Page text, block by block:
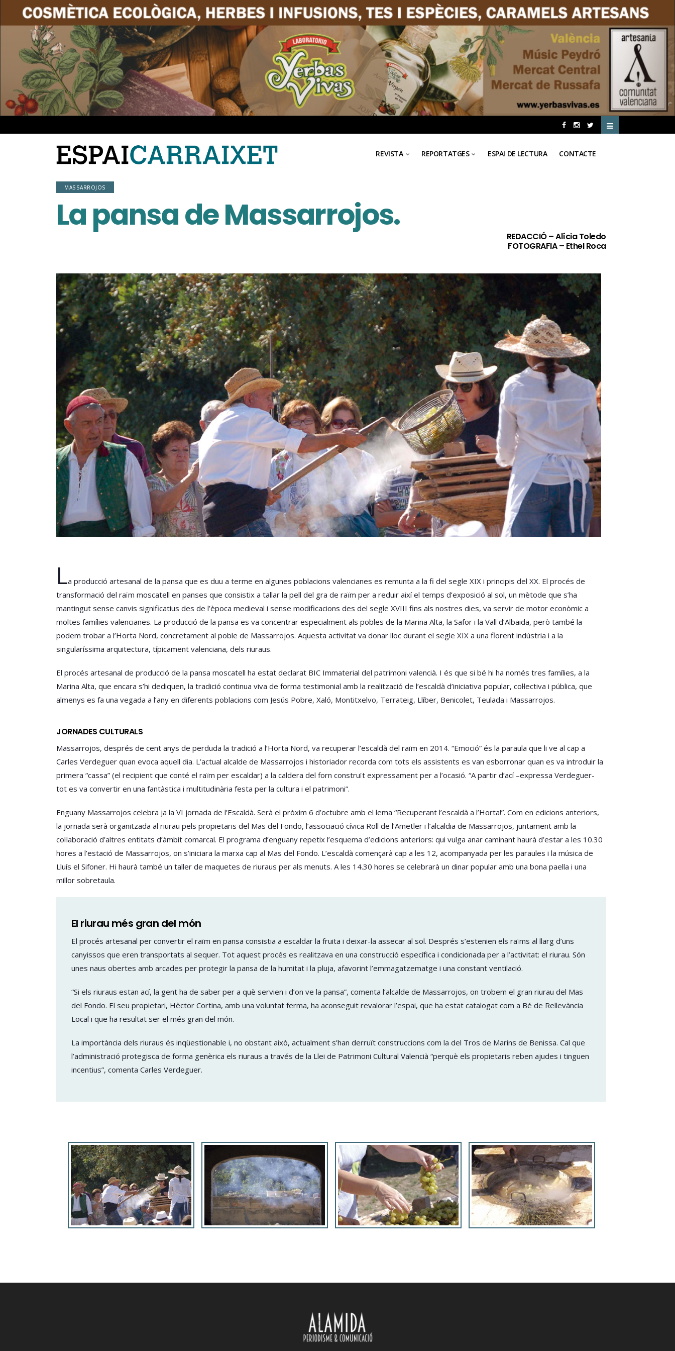
REVISTA REPORTATGES ESPAI DE LECTURA CONTACTE
MASSARROJOS
La pansa de Massarrojos.
REDACCIÓ – Alícia Toledo
FOTOGRAFIA – Ethel Roca
La producció artesanal de la pansa que es duu a terme en algunes poblacions valencianes es remunta a la fi del segle XIX i principis del XX. El procés de
transformació del raïm moscatell en panses que consistix a tallar la pell del gra de raïm per a reduir així el temps d’exposició al sol, un mètode que s’ha
mantingut sense canvis significatius des de l’època medieval i sense modificacions des del segle XVIII fins als nostres dies, va servir de motor econòmic a
moltes famílies valencianes. La producció de la pansa es va concentrar especialment als pobles de la Marina Alta, la Safor i la Vall d’Albaida, però també la
podem trobar a l’Horta Nord, concretament al poble de Massarrojos. Aquesta activitat va donar lloc durant el segle XIX a una florent indústria i a la
singularíssima arquitectura, típicament valenciana, dels riuraus.
El procés artesanal de producció de la pansa moscatell ha estat declarat BIC Immaterial del patrimoni valencià. I és que si bé hi ha només tres famílies, a la
Marina Alta, que encara s’hi dediquen, la tradició continua viva de forma testimonial amb la realització de l’escaldà d’iniciativa popular, col·lectiva i pública, que
almenys es fa una vegada a l’any en diferents poblacions com Jesús Pobre, Xaló, Montitxelvo, Terrateig, Llíber, Benicolet, Teulada i Massarrojos.
JORNADES CULTURALS
Massarrojos, després de cent anys de perduda la tradició a l’Horta Nord, va recuperar l’escaldà del raïm en 2014. “Emoció” és la paraula que li ve al cap a
Carles Verdeguer quan evoca aquell dia. L’actual alcalde de Massarrojos i historiador recorda com tots els assistents es van esborronar quan es va introduir la
primera “cassa” (el recipient que conté el raïm per escaldar) a la caldera del forn construït expressament per a l’ocasió. “A partir d’ací –expressa Verdeguer-
tot es va convertir en una fantàstica i multitudinària festa per la cultura i el patrimoni”.
Enguany Massarrojos celebra ja la VI jornada de l’Escaldà. Serà el pròxim 6 d’octubre amb el lema “Recuperant l’escaldà a l’Horta!”. Com en edicions anteriors,
la jornada serà organitzada al riurau pels propietaris del Mas del Fondo, l’associació cívica Roll de l’Ametler i l’alcaldia de Massarrojos, juntament amb la
col·laboració d’altres entitats d’àmbit comarcal. El programa d’enguany repetix l’esquema d’edicions anteriors: qui vulga anar caminant haurà d’estar a les 10.30
hores a l’estació de Massarrojos, on s’iniciara la marxa cap al Mas del Fondo. L’escaldà començarà cap a les 12, acompanyada per les paraules i la música de
Lluís el Sifoner. Hi haurà també un taller de maquetes de riuraus per als menuts. A les 14.30 hores se celebrarà un dinar popular amb una bona paella i una
millor sobretaula.
El riurau més gran del món
El procés artesanal per convertir el raïm en pansa consistia a escaldar la fruita i deixar-la assecar al sol. Després s’estenien els raïms al llarg d’uns
canyissos que eren transportats al sequer. Tot aquest procés es realitzava en una construcció específica i condicionada per a l’activitat: el riurau. Són
unes naus obertes amb arcades per protegir la pansa de la humitat i la pluja, afavorint l’emmagatzematge i una constant ventilació.
“Si els riuraus estan ací, la gent ha de saber per a què servien i d’on ve la pansa”, comenta l’alcalde de Massarrojos, on trobem el gran riurau del Mas
del Fondo. El seu propietari, Hèctor Cortina, amb una voluntat ferma, ha aconseguit revalorar l’espai, que ha estat catalogat com a Bé de Rellevància
Local i que ha resultat ser el més gran del món.
La importància dels riuraus és inqüestionable i, no obstant això, actualment s’han derruït construccions com la del Tros de Marins de Benissa. Cal que
l’administració protegisca de forma genèrica els riuraus a través de la Llei de Patrimoni Cultural Valencià “perquè els propietaris reben ajudes i tinguen
incentius”, comenta Carles Verdeguer.